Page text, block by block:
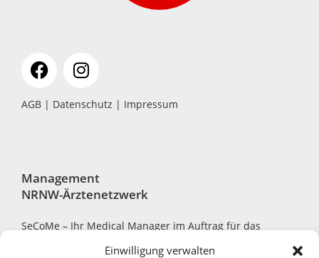
Einwilligung verwalten
AGB | Datenschutz | Impressum
Management
NRNW-Ärztenetzwerk
SeCoMe – Ihr Medical Manager im Auftrag für das
NRNW-Ärztenetzwerk